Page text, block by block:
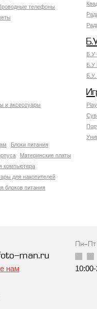
телефоны
Б.У
Б.У
Б.У.
и аксессуары
Блоки питания
Материнские платы
компьютера
для накопителей
блоков питания
man.ru
нам
Пн-Пт